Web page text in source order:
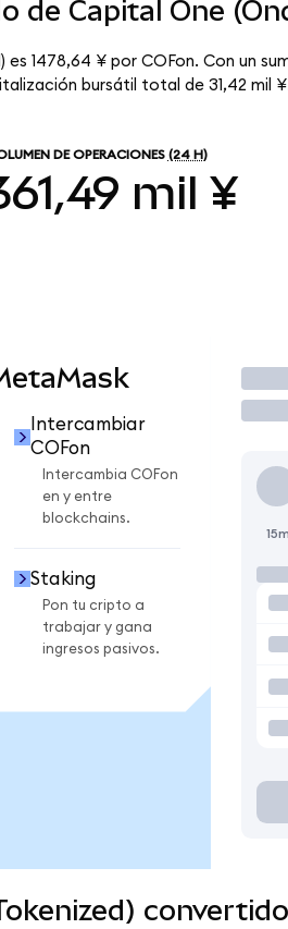
de Capital One
1478,64 ¥ por COFon. Con un
bursátil total de 31,42 mil
DE OPERACIONES (24 H)
mil ¥
Intercambiar
COFon
Intercambia COFon
en y entre
blockchains.
Staking
Pon tu cripto a
trabajar y gana
ingresos pasivos.
15m